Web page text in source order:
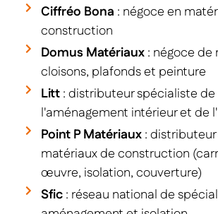
Ciffréo Bona : négoce en
construction
Domus Matériaux: négoce de
cloisons, plafonds et peinture
Litt: distributeur spécialiste de
l'aménagement intérieur et de
Point P Matériaux:
matériaux de construction
œuvre, isolation, couverture)
Sfic: réseau national de